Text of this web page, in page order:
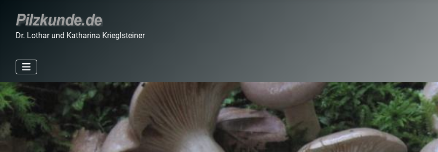
Dr. Lothar und Katharina Krieglsteiner